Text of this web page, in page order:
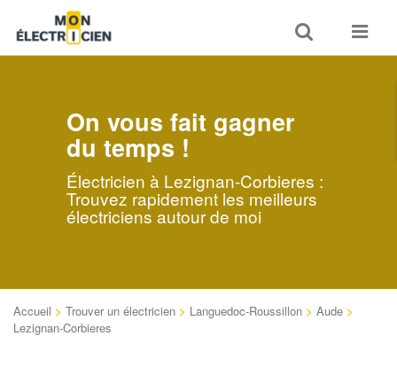
Toggle
search
Toggle
On vous fait gagner
du temps !
Électricien à Lezignan-Corbieres :
Trouvez rapidement les meilleurs
électriciens autour de moi
Accueil > Trouver un électricien > Languedoc-Roussillon > Aude >
Lezignan-Corbieres